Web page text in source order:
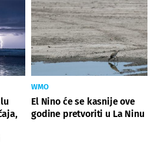
WMO
El Nino će se kasnije ove
godine pretvoriti u La Ninu